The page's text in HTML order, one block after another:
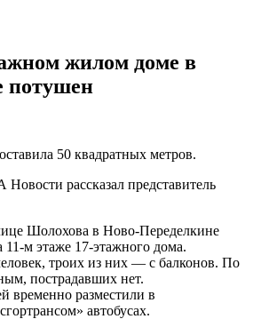
жилом доме в
потушен
50 квадратных метров.
рассказал представитель
Шолохова в Ново-Переделкине
11-м этаже 17-этажного дома.
троих из них — с балконов. По
пострадавших нет.
временно разместили в
автобусах.